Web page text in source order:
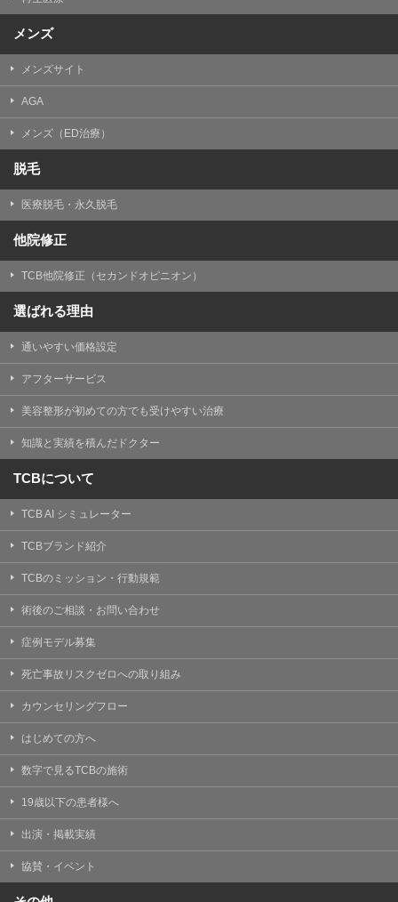
メンズ
メンズサイト
AGA
メンズ（ED治療）
脱毛
医療脱毛・永久脱毛
他院修正
TCB他院修正（セカンドオピニオン）
選ばれる理由
通いやすい価格設定
アフターサービス
美容整形が初めての方でも受けやすい治療
知識と実績を積んだドクター
TCBについて
TCB AI シミュレーター
TCBブランド紹介
TCBのミッション・行動規範
術後のご相談・お問い合わせ
症例モデル募集
死亡事故リスクゼロへの取り組み
カウンセリングフロー
はじめての方へ
数字で見るTCBの施術
19歳以下の患者様へ
出演・掲載実績
協賛・イベント